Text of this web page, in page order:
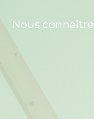
Nous connaître